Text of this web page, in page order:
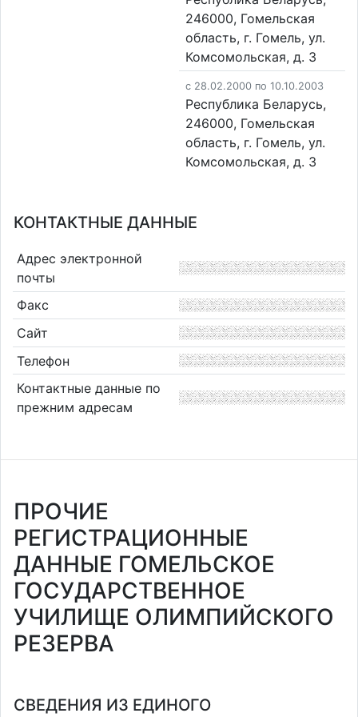
246000, Гомельская
область, г. Гомель, ул.
Комсомольская, д. 3
c 28.02.2000 по 10.10.2003
Республика Беларусь,
246000, Гомельская
область, г. Гомель, ул.
Комсомольская, д. 3
КОНТАКТНЫЕ ДАННЫЕ
Адрес электронной
почты
Факс
Сайт
Телефон
Контактные данные по
прежним адресам
ПРОЧИЕ
РЕГИСТРАЦИОННЫЕ
ДАННЫЕ ГОМЕЛЬСКОЕ
ГОСУДАРСТВЕННОЕ
УЧИЛИЩЕ ОЛИМПИЙСКОГО
РЕЗЕРВА
СВЕДЕНИЯ ИЗ ЕДИНОГО